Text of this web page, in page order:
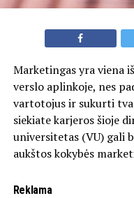
Marketingas yra viena
verslo aplinkoje, nes
vartotojus ir sukurti
siekiate karjeros šioje
universitetas (VU) gali
aukštos kokybės
Reklama